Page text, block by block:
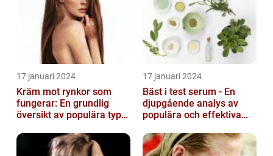
17 januari 2024
Kräm mot rynkor som
fungerar: En grundlig
översikt av populära typer
17 januari 2024
Bäst i test serum - En
djupgående analys av
populära och effektiva